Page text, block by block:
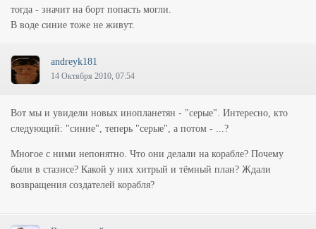
тогда - значит на борт попасть могли.
В воде синие тоже не живут.
andreyk181
14 Октября 2010, 07:54
Вот мы и увидели новых инопланетян - "серые". Интересно, кто
следующий: "синие", теперь "серые", а потом - ...?
Многое с ними непонятно. Что они делали на корабле? Почему
были в стазисе? Какой у них хитрый и тёмный план? Ждали
возвращения создателей корабля?